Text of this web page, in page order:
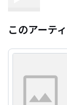
このアーテ